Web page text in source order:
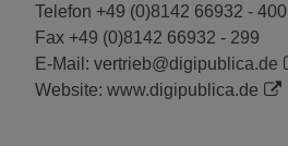
Telefon +49 (0)8142 66932 - 400
Fax +49 (0)8142 66932 - 299
E-Mail: vertrieb@digipublica.de
Website: www.digipublica.de